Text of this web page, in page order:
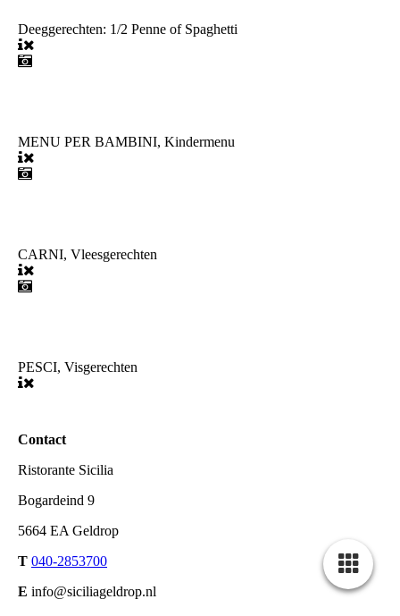
Deeggerechten: 1/2 Penne of Spaghetti
MENU PER BAMBINI, Kindermenu
CARNI, Vleesgerechten
PESCI, Visgerechten
Contact
Ristorante Sicilia
Bogardeind 9
5664 EA Geldrop
T 040-2853700
E info@siciliageldrop.nl